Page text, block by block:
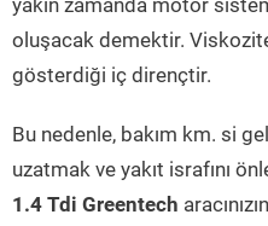
yakın zamanda motor
oluşacak demektir.
gösterdiği iç dirençtir.
Bu nedenle, bakım km. si
uzatmak ve yakıt israfını
1.4 Tdi Greentech